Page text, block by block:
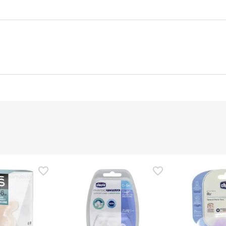
para este produto, mas estamos a trabalhar nisso.
disso, se desejares, também podes devolver o produto